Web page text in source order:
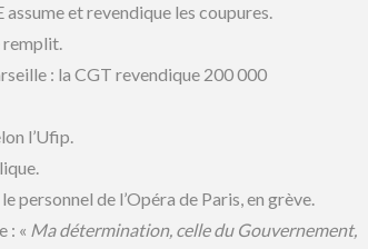
et revendique les coupures.
remplit.
: la CGT revendique 200 000
l’Ufip.
personnel de l’Opéra de Paris, en grève.
: « Ma détermination, celle du Gouvernement,